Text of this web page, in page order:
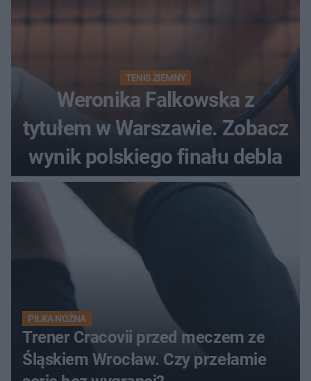
TENIS ZIEMNY
Weronika Falkowska z
tytułem w Warszawie. Zobacz
wynik polskiego finału debla
PIŁKA NOŻNA
Trener Cracovii przed meczem ze
Śląskiem Wrocław. Czy przełamie